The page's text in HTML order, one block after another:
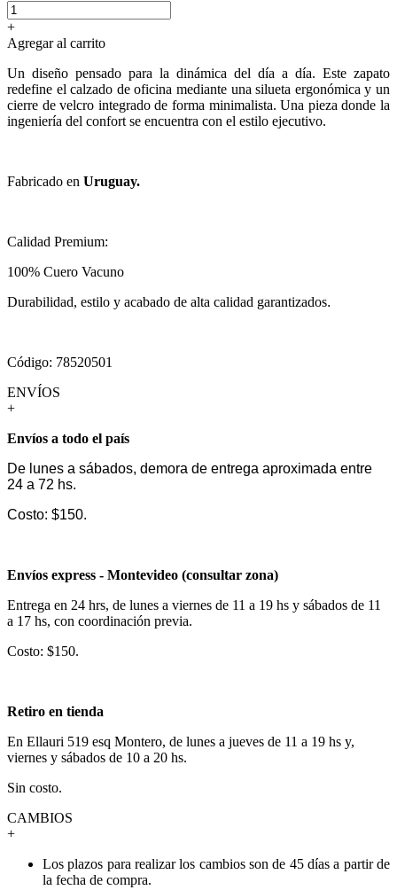
+
Agregar al carrito
Un diseño pensado para la dinámica del día a día. Este zapato
redefine el calzado de oficina mediante una silueta ergonómica y un
cierre de velcro integrado de forma minimalista. Una pieza donde la
ingeniería del confort se encuentra con el estilo ejecutivo.
Fabricado en Uruguay.
Calidad Premium:
100% Cuero Vacuno
Durabilidad, estilo y acabado de alta calidad garantizados.
Código: 78520501
ENVÍOS
+
Envíos a todo el país
De lunes a sábados, demora de entrega aproximada entre
24 a 72 hs.
Costo: $150.
Envíos express - Montevideo (consultar zona)
Entrega en 24 hrs, de lunes a viernes de 11 a 19 hs y sábados de 11
a 17 hs, con coordinación previa.
Costo: $150.
Retiro en tienda
En Ellauri 519 esq Montero, de lunes a jueves de 11 a 19 hs y,
viernes y sábados de 10 a 20 hs.
Sin costo.
CAMBIOS
+
Los plazos para realizar los cambios son de 45 días a partir de
la fecha de compra.